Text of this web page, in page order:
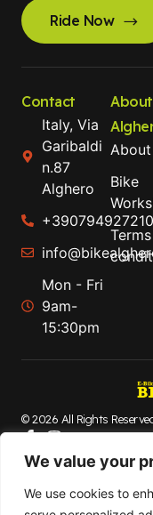
We value your
We use cookies to
Ride Now
Contact
Italy, Via
Garibaldi
n.87
Alghero
+390794927210
Mon - Fri
9am-
15:30pm
About
Bike
© 2026 All Rights
Bike Alghero is a
registered office in
Code :
Tour operators